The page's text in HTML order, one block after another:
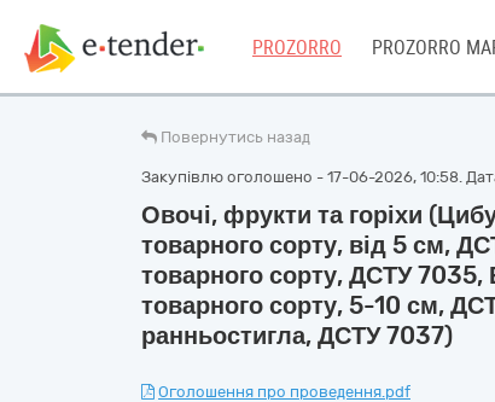
PROZORRO PROZORRO
Повернутись назад
Закупівлю оголошено - 17-06-2026, 10:58.
Овочі, фрукти та горіхи
товарного сорту, від 5 см,
товарного сорту, ДСТУ
товарного сорту, 5-10 см,
ранньостигла, ДСТУ 7037)
Оголошення про проведення.pdf